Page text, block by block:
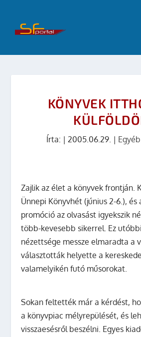
KÖNYVEK
Írta: | 2005.06.29. |
Zajlik az élet a könyvek frontján.
Ünnepi Könyvhét (június 2-6.), és
promóció az olvasást igyekszik
több-kevesebb sikerrel. Ez
nézettsége messze elmaradta a
választották helyette a
valamelyikén futó műsorokat.
Sokan feltették már a kérdést,
a könyvpiac mélyrepülését, és
visszaesésről beszélni. Egyes